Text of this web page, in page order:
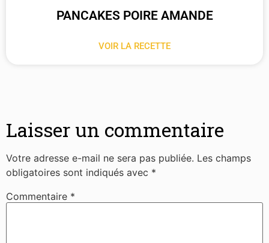
PANCAKES POIRE AMANDE
VOIR LA RECETTE
Laisser un commentaire
Votre adresse e-mail ne sera pas publiée. Les champs
obligatoires sont indiqués avec *
Commentaire *